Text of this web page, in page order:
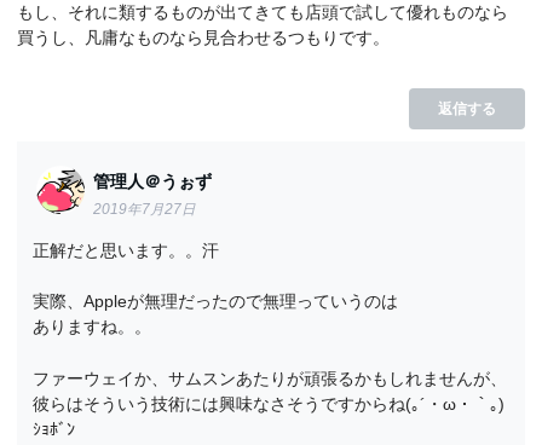
もし、それに類するものが出てきても店頭で試して優れものなら
買うし、凡庸なものなら見合わせるつもりです。
返信する
管理人＠うぉず
2019年7月27日
正解だと思います。。汗
実際、Appleが無理だったので無理っていうのは
ありますね。。
ファーウェイか、サムスンあたりが頑張るかもしれませんが、
彼らはそういう技術には興味なさそうですからね(｡´・ω・｀｡)
ｼｮﾎﾞﾝ